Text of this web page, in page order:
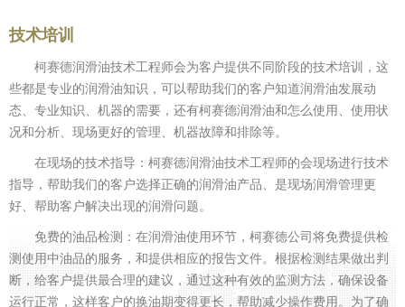
技术培训
柯赛德润滑油技术工程师会为客户提供不同阶段的技术培训，这
些都是专业的润滑油知识，可以帮助我们的客户知道润滑油发展动
态、专业知识、机器的需要，还有柯赛德润滑油和怎么使用、使用状
况和分析、现场更好的管理、机器故障和排除等。
在现场的技术指导：柯赛德润滑油技术工程师的会现场进行技术
指导，帮助我们的客户选择正确的润滑油产品、是现场润滑管理更
好、帮助客户解决出现的润滑问题。
免费的油品检测：在润滑油使用环节，柯赛德公司将免费提供检
测使用中油品的服务，和提供相应的报告文件。根据检测结果做出判
断，给客户提供最合理的建议，通过这种有效的监测方法，确保设备
运行正常，这样客户的换油期变得更长，帮助减少操作费用。为了确